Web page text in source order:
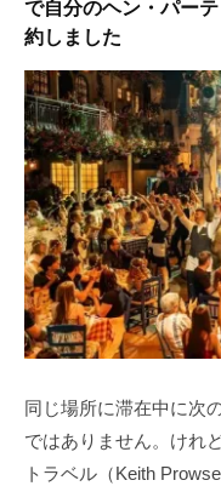
g
s
h
i
y
a
m
a
コ
ン
ト
で自分のヘン・パー
約しました
同じ場所に滞在中に次
ではありません。けれ
トラベル（Keith